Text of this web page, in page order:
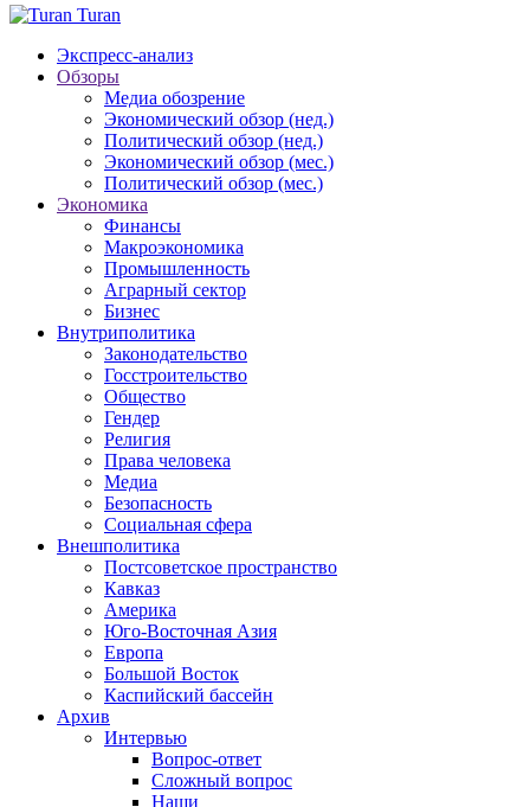
Turan
Экспресс-анализ
Обзоры
Медиа обозрение
Экономический обзор (нед.)
Политический обзор (нед.)
Экономический обзор (мес.)
Политический обзор (мес.)
Экономика
Финансы
Макроэкономика
Промышленность
Аграрный сектор
Бизнес
Внутриполитика
Законодательство
Госстроительство
Общество
Гендер
Религия
Права человека
Медиа
Безопасность
Социальная сфера
Внешполитика
Постсоветское пространство
Кавказ
Америка
Юго-Восточная Азия
Европа
Большой Восток
Каспийский бассейн
Архив
Интервью
Вопрос-ответ
Сложный вопрос
Наши